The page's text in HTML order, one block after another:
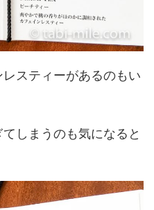
スティーがあるのもい
しまうのも気になると